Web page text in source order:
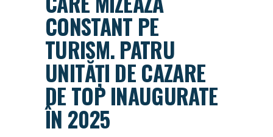
CONSTANT PE
TURISM. PATRU
UNITĂȚI DE CAZARE
DE TOP INAUGURATE
ÎN 2025